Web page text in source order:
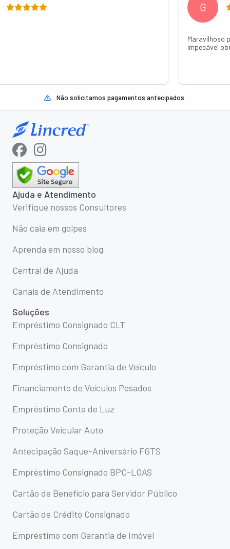
G
Maravilhoso
impecável
Não solicitamos pagamentos antecipados.
Ajuda e Atendimento
Verifique nossos Consultores
Não caia em golpes
Aprenda em nosso blog
Central de Ajuda
Canais de Atendimento
Soluções
Empréstimo Consignado CLT
Empréstimo Consignado
Empréstimo com Garantia de Veículo
Financiamento de Veículos Pesados
Empréstimo Conta de Luz
Proteção Veicular Auto
Antecipação Saque-Aniversário FGTS
Empréstimo Consignado BPC-LOAS
Cartão de Benefício para Servidor Público
Cartão de Crédito Consignado
Empréstimo com Garantia de Imóvel